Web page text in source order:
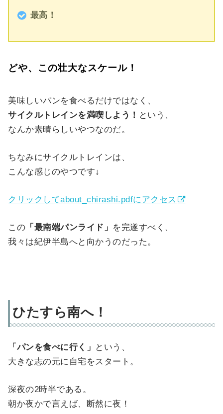
最高！
どや、この壮大なスケール！
美味しいパンを食べるだけではなく、
サイクルトレインを満喫しよう！ という、
なんか素晴らしいやつなのだ。
ちなみにサイクルトレインは、
こんな感じのやつです↓
クリックしてabout_chirashi.pdfにアクセス
この 「最南端パンライド」 を完遂すべく、
我々は紀伊半島へと向かうのだった。
ひたすら南へ！
「パンを食べに行く」
という、
大きな志の元に自宅をスタート。
深夜の2時半である。
朝か夜かで言えば、断然に夜！